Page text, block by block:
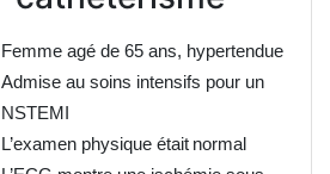
Femme agé de 65 ans, hypertendue
Admise au soins intensifs pour un
NSTEMI
L’examen physique était normal